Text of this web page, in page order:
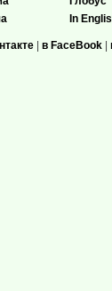
In
| в FaceBook |